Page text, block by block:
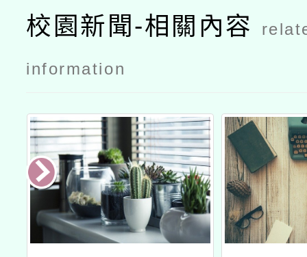
培訓實施計
畫─113年
客語認證加
培訓實施計
畫─113年
畫
校園新聞-相關內容
information